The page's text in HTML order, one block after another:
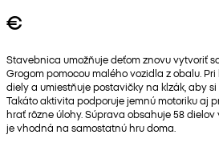
€
Stavebnica umožňuje deťom znovu vytvoriť
Grogom pomocou malého vozidla z obalu.
diely a umiestňuje postavičky na klzák, aby
Takáto aktivita podporuje jemnú motoriku aj
hrať rôzne úlohy. Súprava obsahuje 58
je vhodná na samostatnú hru doma.